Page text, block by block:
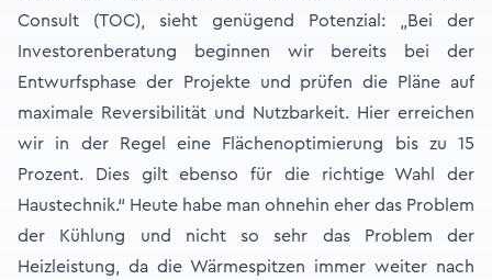
Consult (TOC), sieht genügend Potenzial: „Bei der
Investorenberatung beginnen wir bereits bei der
Entwurfsphase der Projekte und prüfen die Pläne auf
maximale Reversibilität und Nutzbarkeit. Hier erreichen
wir in der Regel eine Flächenoptimierung bis zu 15
Prozent. Dies gilt ebenso für die richtige Wahl der
Haustechnik.“ Heute habe man ohnehin eher das Problem
der Kühlung und nicht so sehr das Problem der
Heizleistung, da die Wärmespitzen immer weiter nach